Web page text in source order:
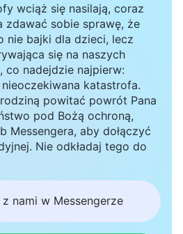
wciąż się nasilają, coraz
zdawać sobie sprawę, że
nie bajki dla dzieci, lecz
się na naszych
co nadejdzie najpierw:
katastrofa.
powitać powrót Pana
pod Bożą ochroną,
Messengera, aby dołączyć
Nie odkładaj tego do
z nami w Messengerze